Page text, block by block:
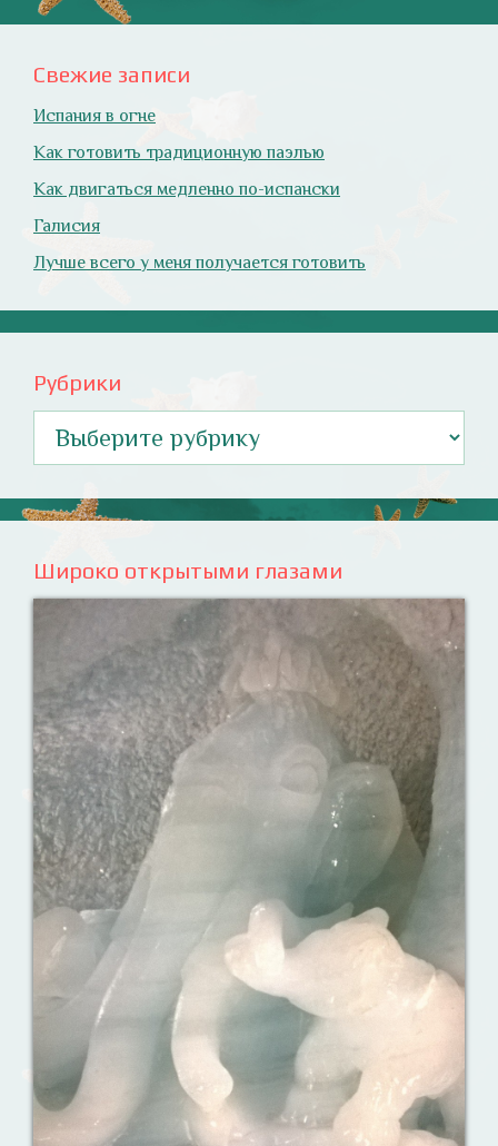
Свежие записи
Испания в огне
Как готовить традиционную паэлью
Как двигаться медленно по-испански
Галисия
Лучше всего у меня получается готовить
Рубрики
Широко открытыми глазами
Ваш английский здесь!
Интерактивные упражнения, FCE и
многое другое. Практические советы в